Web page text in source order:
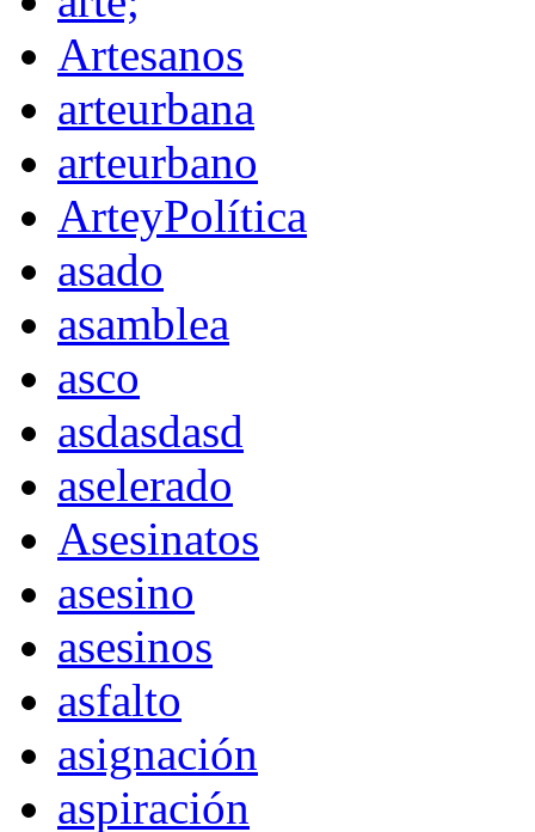
Artesanos
arteurbana
arteurbano
ArteyPolítica
asado
asamblea
asco
asdasdasd
aselerado
Asesinatos
asesino
asesinos
asfalto
asignación
aspiración